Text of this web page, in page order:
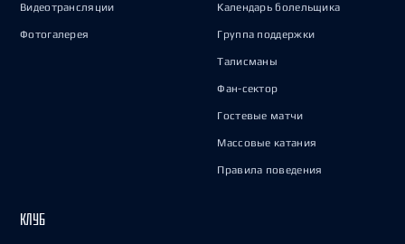
Видеотрансляции
Фотогалерея
Календарь болельщика
Группа поддержки
Талисманы
Фан-сектор
Гостевые матчи
Массовые катания
Правила поведения
КЛУБ